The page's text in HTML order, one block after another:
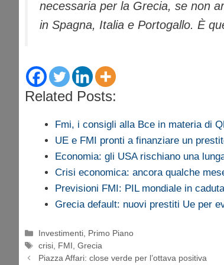
necessaria per la Grecia, se non
in Spagna, Italia e Portogallo. È
Related Posts:
Fmi, i consigli alla Bce in materia di
UE e FMI pronti a finanziare un
Economia: gli USA rischiano una
Crisi economica: ancora qualche
Previsioni FMI: PIL mondiale in
Grecia default: nuovi prestiti Ue per
Categorie
Investimenti, Primo Piano
Tag
crisi, FMI,Grecia
Piazza Affari: close verde per l’ottava positiva